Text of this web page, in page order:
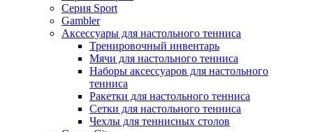
Серия Sport
Gambler
Аксессуары для настольного тенниса
Тренировочный инвентарь
Мячи для настольного тенниса
Наборы аксессуаров для настольного
тенниса
Ракетки для настольного тенниса
Сетки для настольного тенниса
Чехлы для теннисных столов